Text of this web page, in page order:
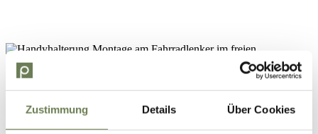
Zustimmung Details Über Cookies